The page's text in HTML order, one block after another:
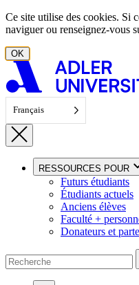
Aller au contenu
Ce site utilise des cookies. Si
naviguer ou renseignez-vous
OK
Français
RESSOURCES POUR
Futurs étudiants
Étudiants actuels
Anciens élèves
Faculté +
Donateurs et